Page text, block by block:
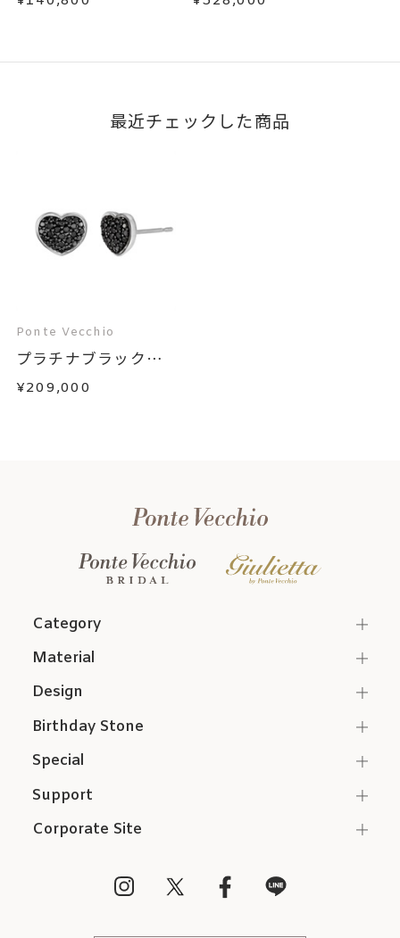
最近チェックした商品
Ponte Vecchio
プラチナブラックダ
イ...
¥209,000
Category
Support
Corporate Site
Material
Design
Birthday Stone
Special